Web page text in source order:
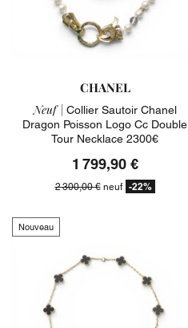
CHANEL
Neuf | Collier Sautoir Chanel
Dragon Poisson Logo Cc Double
Tour Necklace 2300€
1 799,90 €
2 300,00 €neuf -22%
Nouveau